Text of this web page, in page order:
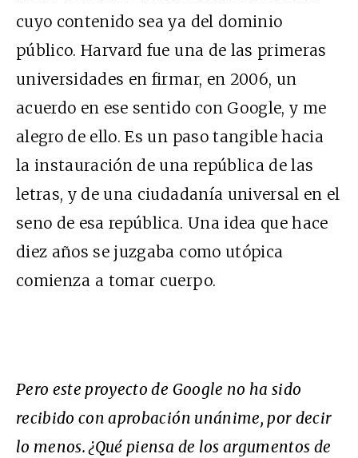
cuyo contenido sea ya del dominio
público. Harvard fue una de las primeras
universidades en firmar, en 2006, un
acuerdo en ese sentido con Google, y me
alegro de ello. Es un paso tangible hacia
la instauración de una república de las
letras, y de una ciudadanía universal en el
seno de esa república. Una idea que hace
diez años se juzgaba como utópica
comienza a tomar cuerpo.
Pero este proyecto de Google no ha sido
recibido con aprobación unánime, por decir
lo menos. ¿Qué piensa de los argumentos de